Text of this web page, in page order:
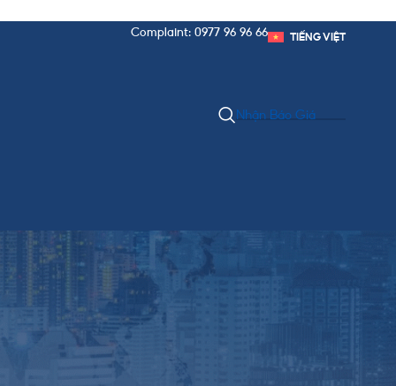
Complaint: 0977 96 96 66 TIẾNG VIỆT
Nhận Báo Giá
Danh Mục Bài Viết
Chính Sách & Thủ Tục